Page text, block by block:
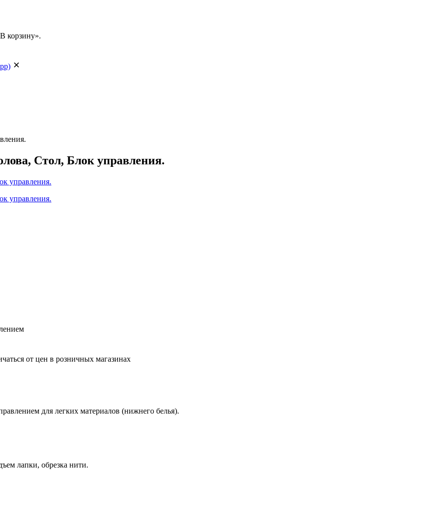
корзину».
Стол, Блок управления.
от цен в розничных магазинах
для легких материалов (нижнего белья).
лапки, обрезка нити.